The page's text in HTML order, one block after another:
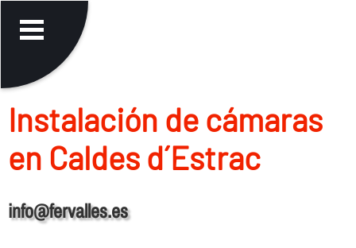
Instalación de cámaras
en Caldes d´Estrac
info@fervalles.es